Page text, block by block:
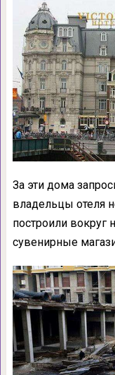
За эти дома
владельцы отеля
построили вокруг
сувенирные